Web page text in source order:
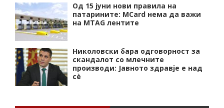
Од 15 јуни нови правила на
патарините: MCard нема да важи
на MTAG лентите
Николовски бара одговорност за
скандалот со млечните
производи: Јавното здравје е над
сѐ